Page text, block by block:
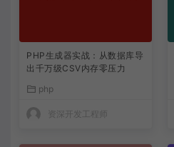
PHP生成器实战：从数据库导
出千万级CSV内存零压力
php
资深开发工程师